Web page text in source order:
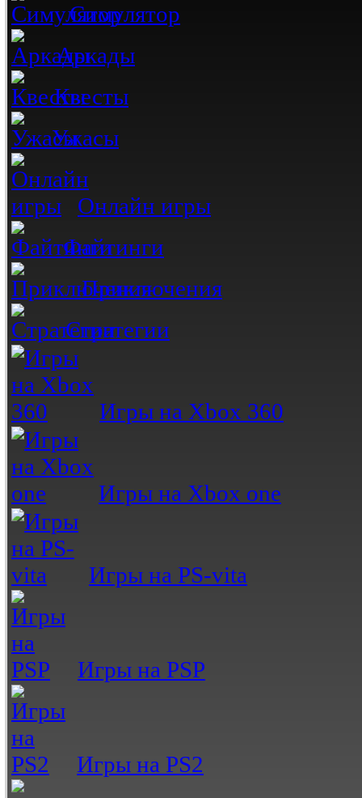
Симулятор
Аркады
Квесты
Ужасы
Онлайн игры
Файтинги
Приключения
Стратегии
Игры на Xbox 360
Игры на Xbox one
Игры на PS-vita
Игры на PSP
Игры на PS2